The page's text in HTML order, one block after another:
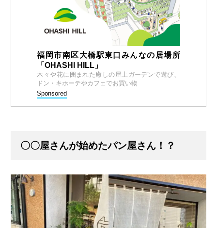
福岡市南区大橋駅東口みんなの居場所
「OHASHI HILL」
木々や花に囲まれた癒しの屋上ガーデンで遊び、
ドン・キホーテやカフェでお買い物
Sponsored
〇〇屋さんが始めたパン屋さん！？